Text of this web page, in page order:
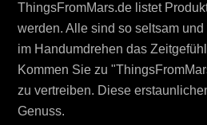
ThingsFromMars.de listet
werden. Alle sind so seltsam
im Handumdrehen das
Kommen Sie zu
zu vertreiben. Diese
Genuss.